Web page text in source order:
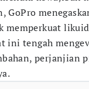
GoPro
ini tengah
perjanjian